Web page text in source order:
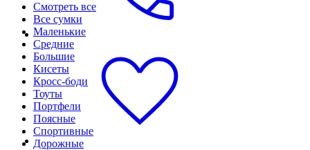
Смотреть все
Все сумки
Маленькие
Средние
Большие
Кисеты
Кросс-боди
Тоуты
Портфели
Поясные
Спортивные
Дорожные